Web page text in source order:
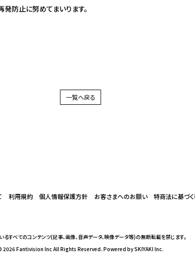
発防止に努めてまいります。
一覧へ戻る
利用規約 個人情報保護方針 お客さまへのお願い 特商法に基づ
るすべてのコンテンツ(記事、画像、音声データ、映像データ等)の無断転載を禁じます。
2026 Fantivision Inc All Rights Reserved. Powered bySKIYAKI Inc.